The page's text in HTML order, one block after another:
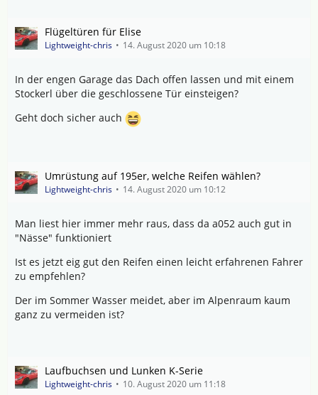
Flügeltüren für Elise
Lightweight-chris 14. August 2020 um 10:18
In der engen Garage das Dach offen lassen und mit einem
Stockerl über die geschlossene Tür einsteigen?
Geht doch sicher auch
Umrüstung auf 195er, welche Reifen wählen?
Lightweight-chris 14. August 2020 um 10:12
Man liest hier immer mehr raus, dass da a052 auch gut in
"Nässe" funktioniert
Ist es jetzt eig gut den Reifen einen leicht erfahrenen Fahrer
zu empfehlen?
Der im Sommer Wasser meidet, aber im Alpenraum kaum
ganz zu vermeiden ist?
Laufbuchsen und Lunken K-Serie
Lightweight-chris 10. August 2020 um 11:18